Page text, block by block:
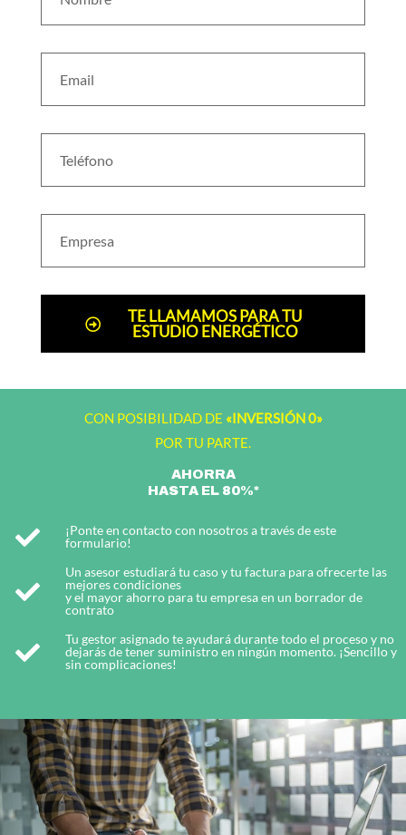
TE LLAMAMOS PARA TU
ESTUDIO ENERGÉTICO
CON POSIBILIDAD DE «INVERSIÓN 0»
POR TU PARTE.
AHORRA
HASTA EL 80%*
¡Ponte en contacto con nosotros a través de este
formulario!
Un asesor estudiará tu caso y tu factura para ofrecerte las
mejores condiciones
y el mayor ahorro para tu empresa en un borrador de
contrato
Tu gestor asignado te ayudará durante todo el proceso y no
dejarás de tener suministro en ningún momento. ¡Sencillo y
sin complicaciones!